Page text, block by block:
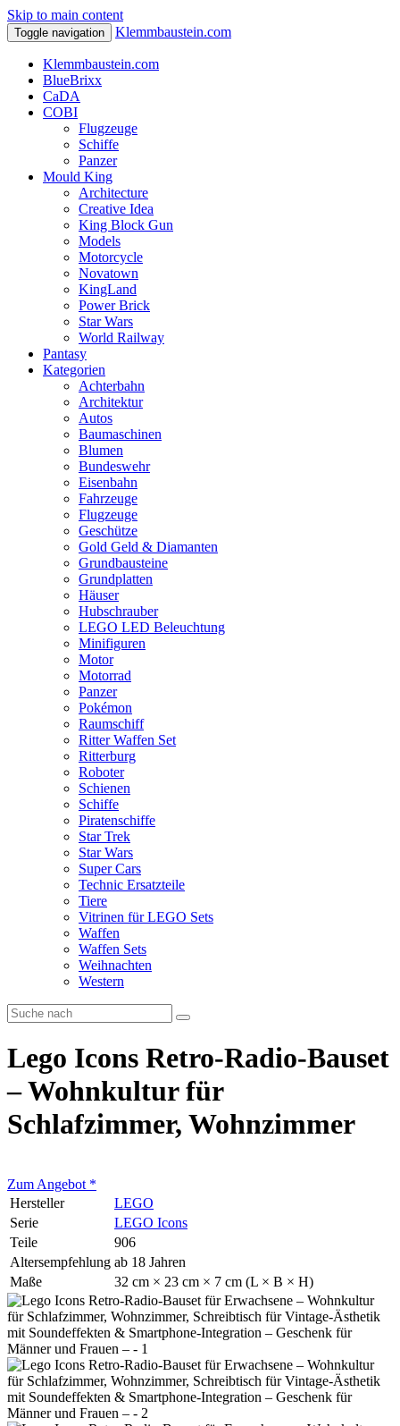
Skip to main content
Toggle navigation Klemmbaustein.com
Klemmbaustein.com
BlueBrixx
CaDA
COBI
Flugzeuge
Schiffe
Panzer
Mould King
Architecture
Creative Idea
King Block Gun
Models
Motorcycle
Novatown
KingLand
Power Brick
Star Wars
World Railway
Pantasy
Kategorien
Achterbahn
Architektur
Autos
Baumaschinen
Blumen
Bundeswehr
Eisenbahn
Fahrzeuge
Flugzeuge
Geschütze
Gold Geld & Diamanten
Grundbausteine
Grundplatten
Häuser
Hubschrauber
LEGO LED Beleuchtung
Minifiguren
Motor
Motorrad
Panzer
Pokémon
Raumschiff
Ritter Waffen Set
Ritterburg
Roboter
Schienen
Schiffe
Piratenschiffe
Star Trek
Star Wars
Super Cars
Technic Ersatzteile
Tiere
Vitrinen für LEGO Sets
Waffen
Waffen Sets
Weihnachten
Western
Lego Icons Retro-Radio-Bauset
– Wohnkultur für
Schlafzimmer, Wohnzimmer
Zum Angebot *
Hersteller
LEGO
Serie
LEGO Icons
Teile
906
Altersempfehlung ab 18 Jahren
Maße
32 cm × 23 cm × 7 cm (L × B × H)